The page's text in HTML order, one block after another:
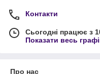
Контакти
Сьогодні працює з
Показати весь
Про нас